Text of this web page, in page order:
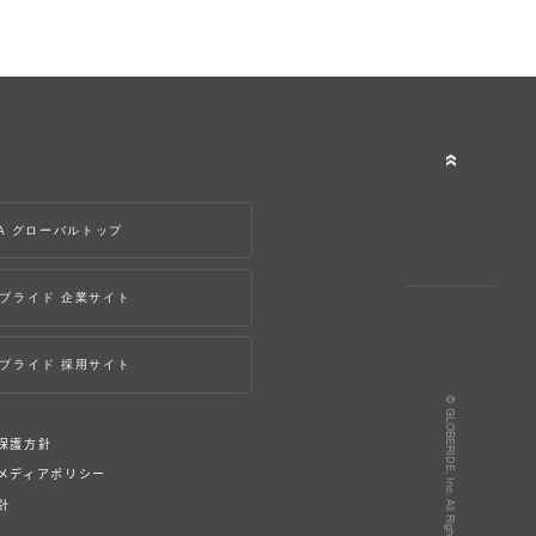
護方針
ディアポリシー
グローバルトップ
ライド 企業サイト
ライド 採用サイト